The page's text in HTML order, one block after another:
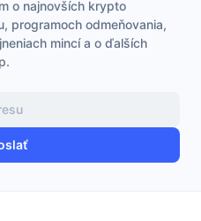
o najnovších krypto
programoch odmeňovania,
mincí a o ďalších